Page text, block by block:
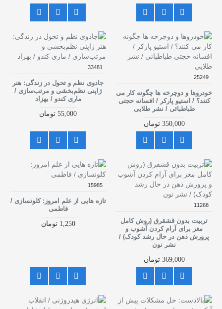
25249
خودروها و دوچرخه ها چگونه کار می
کنند؟ / استیو پارکر / افسانه حجتی
طباطبائی / نشر طلایی
350,000 تومان
33481
جادوی نظم و تحول در زندگی: هنر
ژاپنی نظم‌بخشی و مرتب‌سازی /
ماری کندو / بهزاد
55,000 تومان
11268
تربیت بدون قشقرق (روش کامل
مغز برای آرام کردن آشوب و
پرورش ذهن در حال رشد کودک) /
نشر نون
369,000 تومان
15985
تازه هایی از علم امروز: کلونسازی /
فاطمی
1,250 تومان